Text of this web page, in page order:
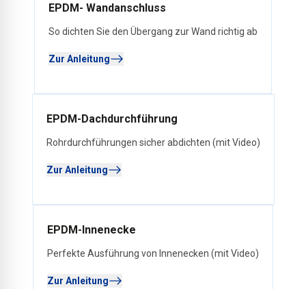
EPDM- Wandanschluss
So dichten Sie den Übergang zur Wand richtig ab
Zur Anleitung
EPDM-Dachdurchführung
Rohrdurchführungen sicher abdichten (mit Video)
Zur Anleitung
EPDM-Innenecke
Perfekte Ausführung von Innenecken (mit Video)
Zur Anleitung